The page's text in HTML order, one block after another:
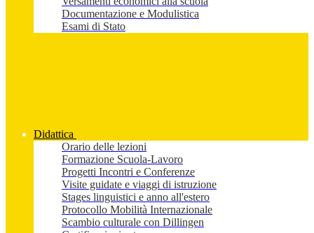
Documentazione e Modulistica
Esami di Stato
Didattica
Orario delle lezioni
Formazione Scuola-Lavoro
Progetti Incontri e Conferenze
Visite guidate e viaggi di istruzione
Stages linguistici e anno all'estero
Protocollo Mobilità Internazionale
Scambio culturale con Dillingen